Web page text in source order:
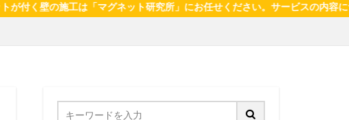
は「マグネット研究所」にお任せください。サービスの内容についてはこち